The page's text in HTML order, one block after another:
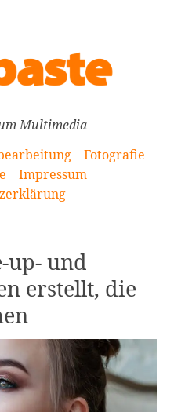
Multimedia
Fotografie
Impressum
up- und
erstellt, die